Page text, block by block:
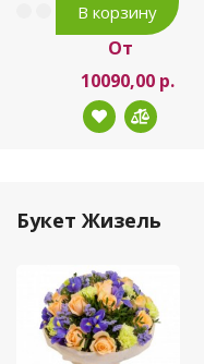
От
10090,00 р.
Букет Жизель